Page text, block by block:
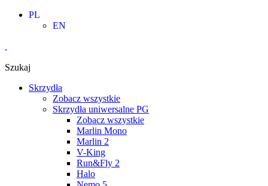
Skip
PL
EN
Szukaj
Skrzydła
Zobacz wszystkie
Skrzydła uniwersalne PG
Zobacz wszystkie
Marlin Mono
Marlin 2
V-King
Run&Fly 2
Halo